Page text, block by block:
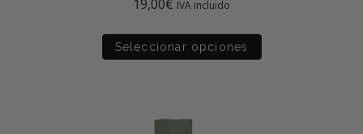
19,00€ IVA incluido
Seleccionar opciones